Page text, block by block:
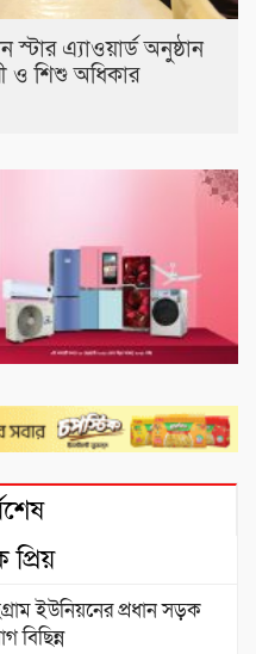
স্টার এ‍্যাওয়ার্ড অনুষ্ঠান
ও শিশু অধিকার
প্রিয়
ইউনিয়নের প্রধান সড়ক
বিছিন্ন